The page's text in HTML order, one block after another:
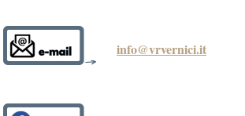
info@vrvernici.it